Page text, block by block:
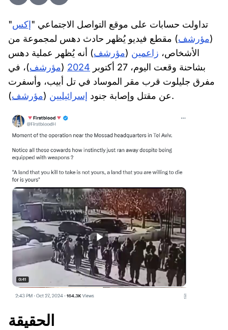
تداولت حسابات على موقع التواصل الاجتماعي "إكس"
(مؤرشف) مقطع فيديو يُظهر حادث دهس لمجموعة من
الأشخاص، زاعمين (مؤرشف) أنه يُظهر عملية دهس
بشاحنة وقعت اليوم، 27 أكتوبر
2024
(مؤرشف)، في
مفرق جليلوت قرب مقر الموساد في تل أبيب، وأسفرت
عن مقتل وإصابة جنود إسرائيليين (مؤرشف ).
الحقيقة